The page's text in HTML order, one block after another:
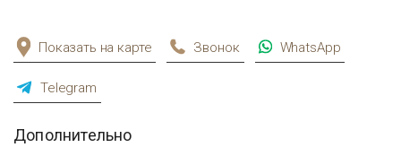
Показать на карте Звонок WhatsApp
Telegram
Дополнительно